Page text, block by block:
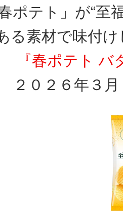
春ポテト」が“至
る素材で味付
『春ポテト バ
２０２６年３